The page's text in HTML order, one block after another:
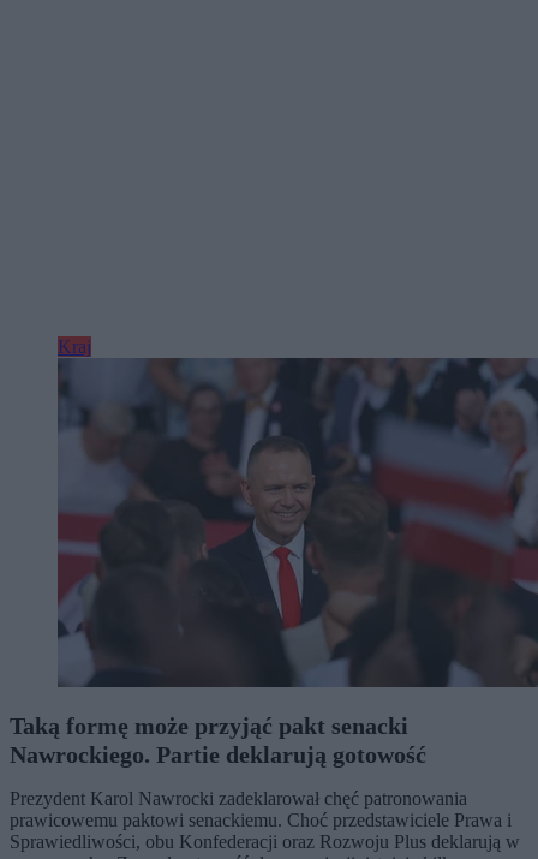
Kraj
Taką formę może przyjąć pakt senacki
Nawrockiego. Partie deklarują gotowość
Prezydent Karol Nawrocki zadeklarował chęć patronowania
prawicowemu paktowi senackiemu. Choć przedstawiciele Prawa i
Sprawiedliwości, obu Konfederacji oraz Rozwoju Plus deklarują w